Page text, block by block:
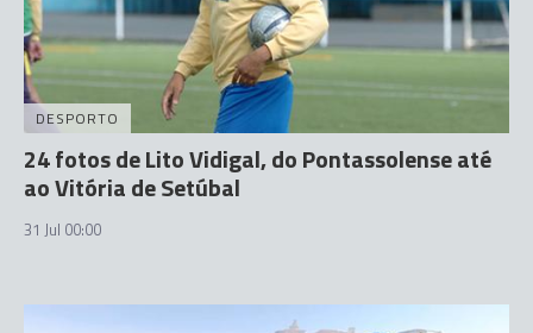
DESPORTO
24 fotos de Lito Vidigal, do Pontassolense até
ao Vitória de Setúbal
31 Jul 00:00